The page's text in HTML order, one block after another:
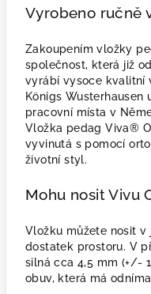
Vyrobeno ručně
Zakoupením vložky
společnost, která již
vyrábí vysoce kvalitní
Königs Wusterhausen
pracovní místa v
Vložka pedag Viva®
vyvinutá s pomocí
životní styl.
Mohu nosit Vivu
Vložku můžete nosit
dostatek prostoru. V
silná cca 4,5 mm (+/-
obuv, která má